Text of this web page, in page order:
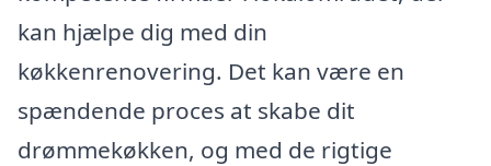
kan hjælpe dig med din
køkkenrenovering. Det kan være en
spændende proces at skabe dit
drømmekøkken, og med de rigtige